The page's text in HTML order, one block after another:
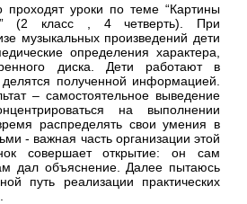
проходят уроки по теме “Картины
(2 класс , 4 четверть). При
музыкальных произведений дети
определения характера,
диска. Дети работают в
полученной информацией.
– самостоятельное выведение
на выполнении
распределять свои умения в
- важная часть организации этой
совершает открытие: он сам
дал объяснение. Далее пытаюсь
путь реализации практических